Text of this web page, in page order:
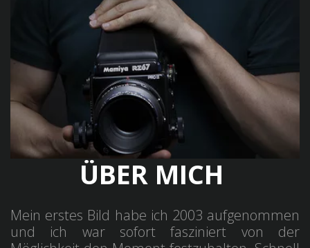
ÜBER MICH
Mein erstes Bild habe ich 2003 aufgenommen
und ich war sofort fasziniert von der